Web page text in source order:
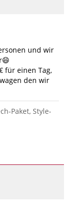
und wir
für einen Tag,
den wir
Paket, Style-